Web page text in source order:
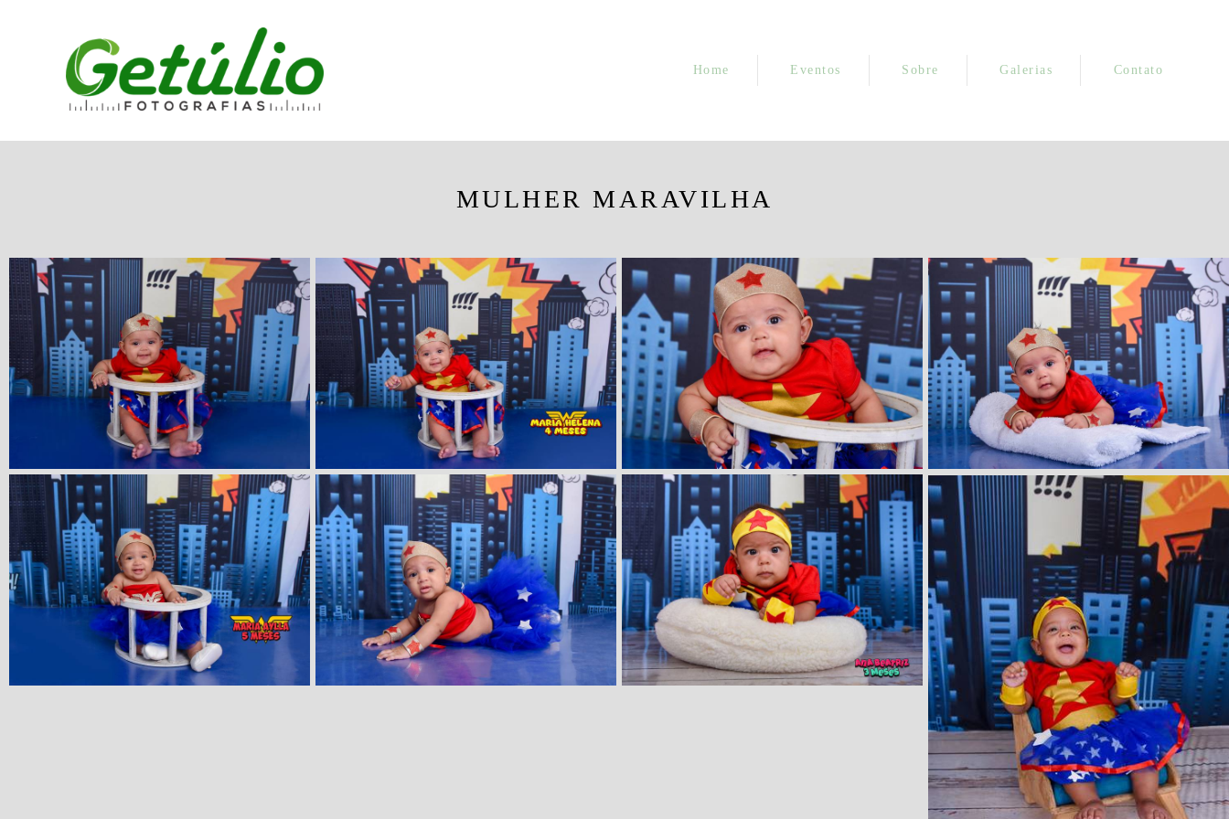
Home Eventos Sobre Galerias Contato
MULHER MARAVILHA